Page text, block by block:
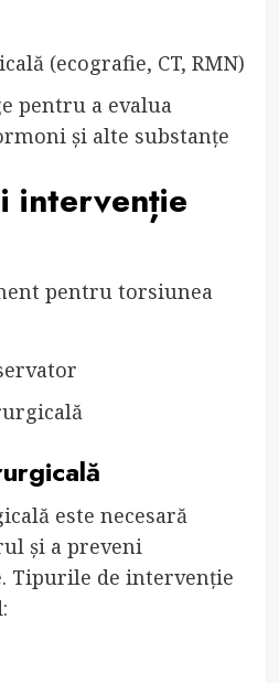
(ecografie, CT, RMN)
pentru a evalua
și alte substanțe
intervenție
pentru torsiunea
este necesară
și a preveni
Tipurile de intervenție